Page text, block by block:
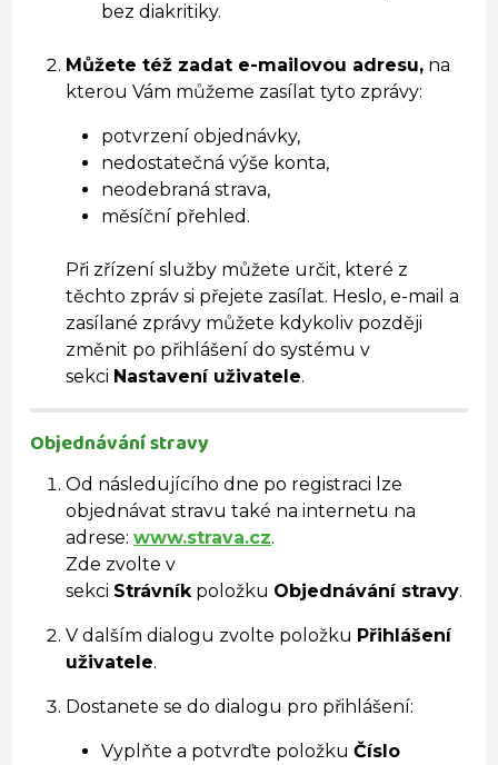
bez diakritiky.
Můžete též zadat e-mailovou adresu, na
kterou Vám můžeme zasílat tyto zprávy:
potvrzení objednávky,
nedostatečná výše konta,
neodebraná strava,
měsíční přehled.
Při zřízení služby můžete určit, které z
těchto zpráv si přejete zasílat. Heslo, e-mail a
zasílané zprávy můžete kdykoliv později
změnit po přihlášení do systému v
sekci Nastavení uživatele.
Objednávání stravy
Od následujícího dne po registraci lze
objednávat stravu také na internetu na
adrese:www.strava.cz.
Zde zvolte v
sekci Strávník položku Objednávání stravy.
V dalším dialogu zvolte položku Přihlášení
uživatele.
Dostanete se do dialogu pro přihlášení:
Vyplňte a potvrďte položkuČíslo